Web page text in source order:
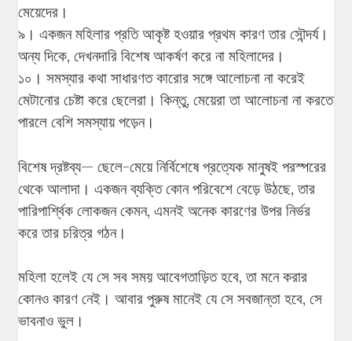
মেয়েদের।
৯। একজন মহিলার প্রতি আকৃষ্ট হওয়ার প্রথম কারণ তার সৌন্দর্য।
অন্য দিকে, দেখনদারি বিশেষ আকর্ষণ করে না মহিলাদের।
১০। সমস্যার কথা সাধারণত কারোর সঙ্গে আলোচনা না করেই
মেটানোর চেষ্টা করে ছেলেরা। কিন্তু, মেয়েরা তা আলোচনা না করতে
পারলে বেশি সমস্যায় পড়েন।
বিশেষ দ্রষ্টব্য— ছেলে-মেয়ে নির্বিশেষে প্রত্যেক মানুষই পরস্পরের
থেকে আলাদা। একজন ব্যক্তি কোন পরিবেশে বেড়ে উঠছে, তার
পারিপার্শ্বিক লোকজন কেমন, এমনই অনেক কারণের উপর নির্ভর
করে তার চরিত্র গঠন।
মহিলা হলেই যে সে সব সময় আবেগতাড়িত হবে, তা মনে করার
কোনও কারণ নেই। আবার পুরুষ মানেই যে সে সবজান্তা হবে, সে
ভাবনাও ভুল।